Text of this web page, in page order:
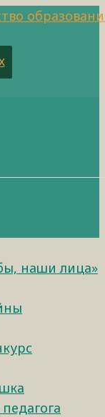
наши лица»